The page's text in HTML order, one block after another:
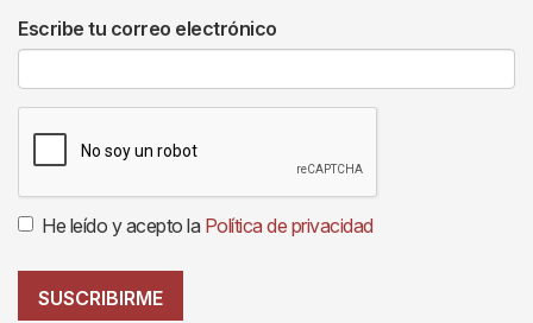
Escribe tu correo electrónico
He leído y acepto la Política de privacidad
SUSCRIBIRME